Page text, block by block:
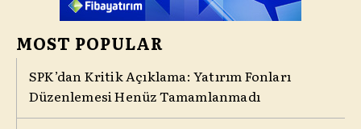
MOST POPULAR
SPK’dan Kritik Açıklama: Yatırım Fonları
Düzenlemesi Henüz Tamamlanmadı